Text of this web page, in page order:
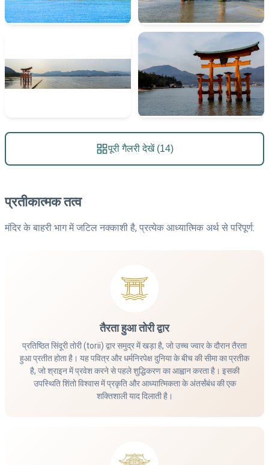
पूरी गैलरी देखें (14)
प्रतीकात्मक तत्व
मंदिर के बाहरी भाग में जटिल नक्काशी है, प्रत्येक आध्यात्मिक अर्थ से परिपूर्ण:
तैरता हुआ तोरी द्वार
प्रतिष्ठित सिंदूरी तोरी (torii) द्वार समुद्र में खड़ा है, जो उच्च ज्वार के दौरान तैरता
हुआ प्रतीत होता है। यह पवित्र और धर्मनिरपेक्ष दुनिया के बीच की सीमा का प्रतीक
है, जो श्राइन में प्रवेश करने से पहले शुद्धिकरण का आह्वान करता है। इसकी
उपस्थिति शिंतो विश्वास में प्रकृति और आध्यात्मिकता के अंतर्संबंध की एक
शक्तिशाली याद दिलाती है।